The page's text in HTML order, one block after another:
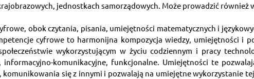
jednostkach samorządowych. Może prowadzić również
obok czytania, pisania, umiejętności matematycznych i
cyfrowe to harmonijna kompozycja wiedzy, umiejętności i
wykorzystującym w życiu codziennym i pracy
informacyjno-komunikacyjne, funkcjonalne. Umiejętności te
komunikowania się z innymi i pozwalają na umiejętne wykorzystanie